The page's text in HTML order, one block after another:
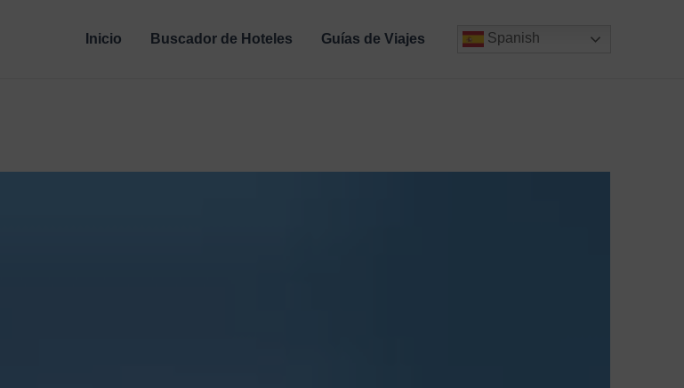
Inicio Buscador de Hoteles Guías de Viajes Spanish